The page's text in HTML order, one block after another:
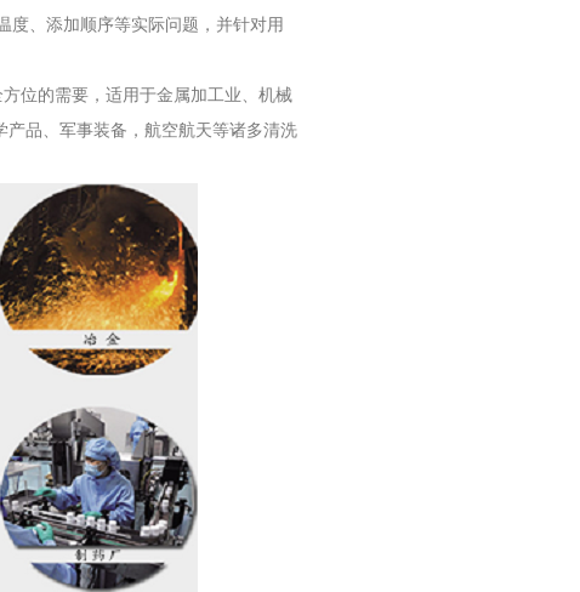
度、添加顺序等实际问题，并针对用
位的需要， 适用于金属加工业、机械
品、军事装备，航空航天等诸多清洗